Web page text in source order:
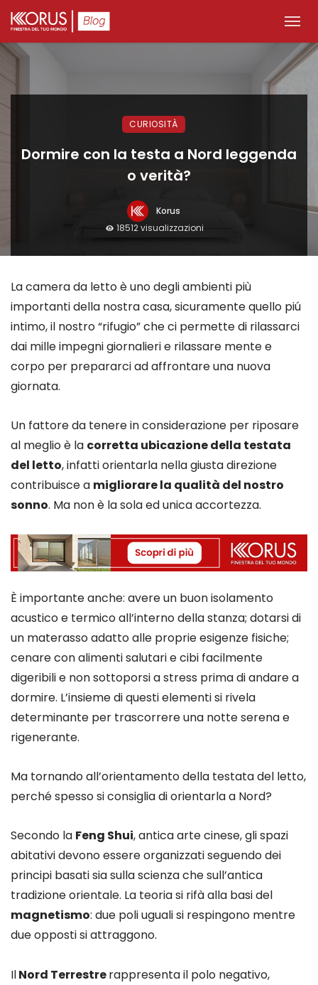
CURIOSITÀ
Dormire con la testa a Nord leggenda
o verità?
Korus
18512 visualizzazioni
La camera da letto è uno degli ambienti più
importanti della nostra casa, sicuramente quello piú
intimo, il nostro “rifugio” che ci permette di rilassarci
dai mille impegni giornalieri e rilassare mente e
corpo per prepararci ad affrontare una nuova
giornata.
Un fattore da tenere in considerazione per riposare
al meglio è la corretta ubicazione della testata
del letto, infatti orientarla nella giusta direzione
contribuisce a migliorare la qualità del nostro
sonno. Ma non è la sola ed unica accortezza.
È importante anche: avere un buon isolamento
acustico e termico all’interno della stanza; dotarsi di
un materasso adatto alle proprie esigenze fisiche;
cenare con alimenti salutari e cibi facilmente
digeribili e non sottoporsi a stress prima di andare a
dormire. L’insieme di questi elementi si rivela
determinante per trascorrere una notte serena e
rigenerante.
Ma tornando all’orientamento della testata del letto,
perché spesso si consiglia di orientarla a Nord?
Secondo la Feng Shui, antica arte cinese, gli spazi
abitativi devono essere organizzati seguendo dei
principi basati sia sulla scienza che sull’antica
tradizione orientale. La teoria si rifà alla basi del
magnetismo: due poli uguali si respingono mentre
due opposti si attraggono.
IlNord Terrestrerappresenta il polo negativo,